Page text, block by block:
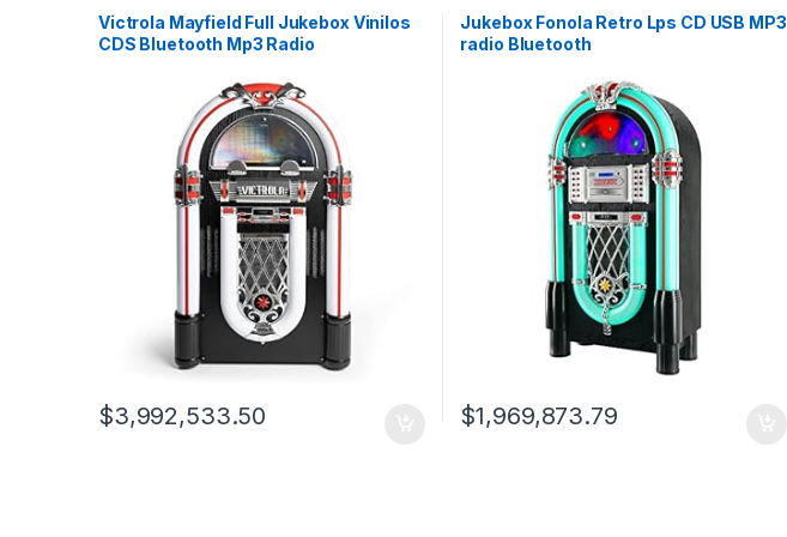
Victrola Mayfield Full Jukebox Vinilos
CDS Bluetooth Mp3 Radio
$3,992,533.50
Jukebox Fonola Retro Lps CD USB MP3
radio Bluetooth
$1,969,873.79